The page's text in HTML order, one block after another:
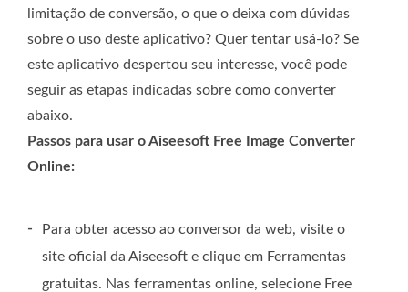
limitação de conversão, o que o deixa com dúvidas
sobre o uso deste aplicativo? Quer tentar usá-lo? Se
este aplicativo despertou seu interesse, você pode
seguir as etapas indicadas sobre como converter
abaixo.
Passos para usar o Aiseesoft Free Image Converter
Online:
-
Para obter acesso ao conversor da web, visite o
site oficial da Aiseesoft e clique em Ferramentas
gratuitas. Nas ferramentas online, selecione Free